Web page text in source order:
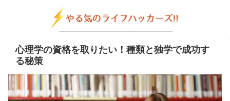
心理学の資格を取りたい！種類と独学で成功す
る秘策